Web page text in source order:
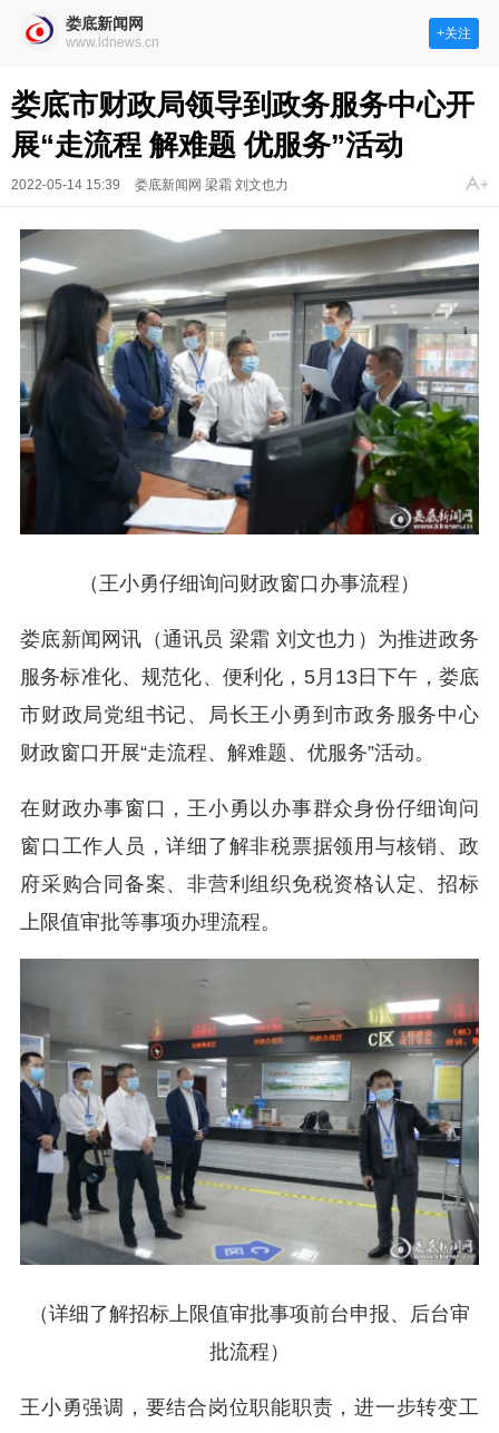
娄底新闻网
www.ldnews.cn
+关注
娄底市财政局领导到政务服务中心开
展“走流程 解难题 优服务”活动
2022-05-14 15:39 娄底新闻网 梁霜 刘文也力
（王小勇仔细询问财政窗口办事流程）
娄底新闻网讯（通讯员 梁霜 刘文也力）为推进政务
服务标准化、规范化、便利化，5月13日下午，娄底
市财政局党组书记、局长王小勇到市政务服务中心
财政窗口开展“走流程、解难题、优服务”活动。
在财政办事窗口，王小勇以办事群众身份仔细询问
窗口工作人员，详细了解非税票据领用与核销、政
府采购合同备案、非营利组织免税资格认定、招标
上限值审批等事项办理流程。
（详细了解招标上限值审批事项前台申报、后台审
批流程）
王小勇强调，要结合岗位职能职责，进一步转变工